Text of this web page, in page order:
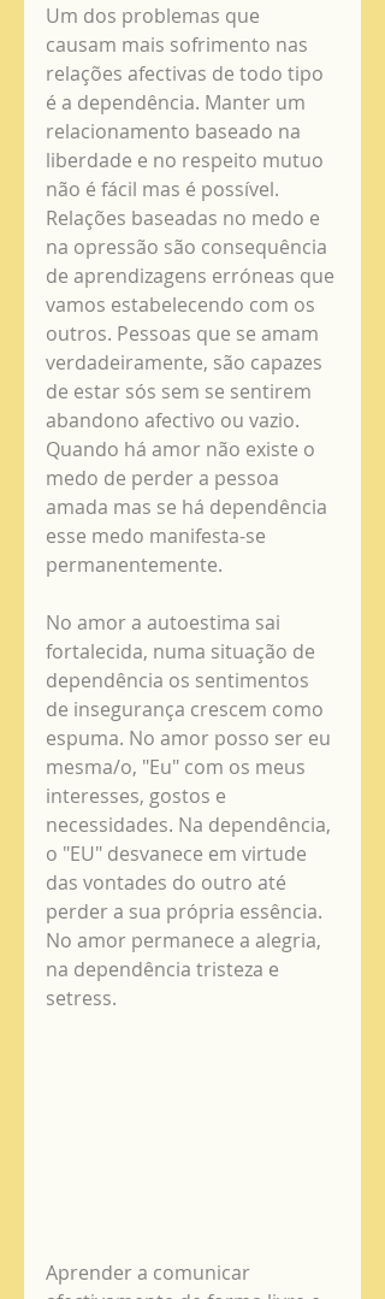
Um dos problemas que
causam mais sofrimento nas
relações afectivas de todo tipo
é a dependência. Manter um
relacionamento baseado na
liberdade e no respeito mutuo
não é fácil mas é possível.
Relações baseadas no medo e
na opressão são consequência
de aprendizagens erróneas que
vamos estabelecendo com os
outros. Pessoas que se amam
verdadeiramente, são capazes
de estar sós sem se sentirem
abandono afectivo ou vazio.
Quando há amor não existe o
medo de perder a pessoa
amada mas se há dependência
esse medo manifesta-se
permanentemente.
No amor a autoestima sai
fortalecida, numa situação de
dependência os sentimentos
de insegurança crescem como
espuma. No amor posso ser eu
mesma/o, "Eu" com os meus
interesses, gostos e
necessidades. Na dependência,
o "EU" desvanece em virtude
das vontades do outro até
perder a sua própria essência.
No amor permanece a alegria,
na dependência tristeza e
setress.
Aprender a comunicar